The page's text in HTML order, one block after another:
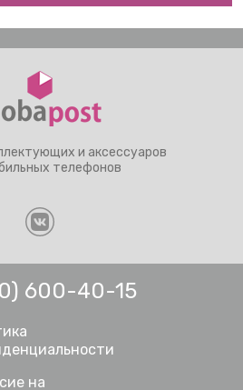
и аксессуаров
телефонов
600-40-15
на